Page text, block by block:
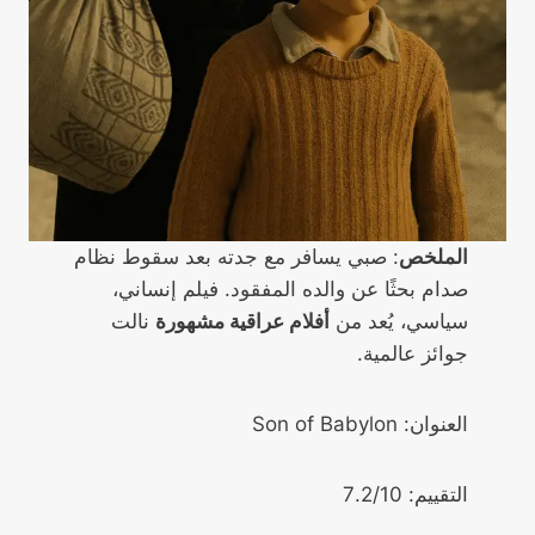
الملخص: صبي يسافر مع جدته بعد سقوط نظام
صدام بحثًا عن والده المفقود. فيلم إنساني،
سياسي، يُعد من أفلام عراقية مشهورة نالت
جوائز عالمية.
العنوان: Son of Babylon
التقييم: 7.2/10